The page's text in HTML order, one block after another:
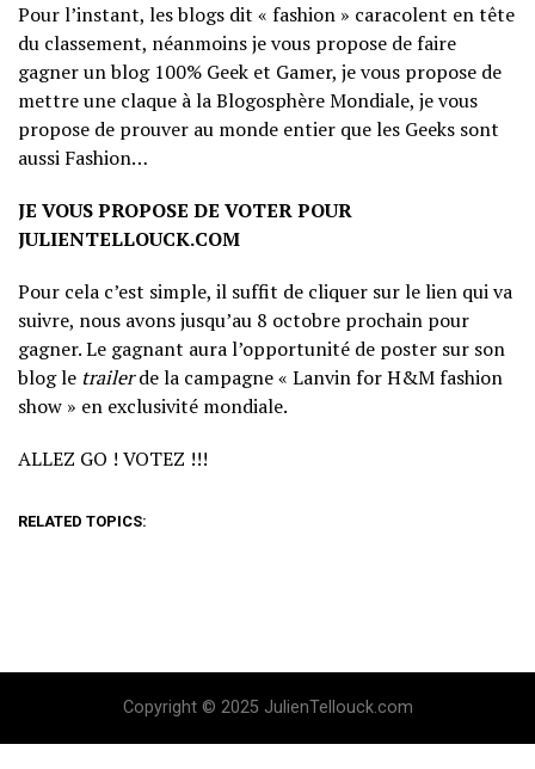
Pour l’instant, les blogs dit « fashion » caracolent en tête
du classement, néanmoins je vous propose de faire
gagner un blog 100% Geek et Gamer, je vous propose de
mettre une claque à la Blogosphère Mondiale, je vous
propose de prouver au monde entier que les Geeks sont
aussi Fashion…
JE VOUS PROPOSE DE VOTER POUR
JULIENTELLOUCK.COM
Pour cela c’est simple, il suffit de cliquer sur le lien qui va
suivre, nous avons jusqu’au 8 octobre prochain pour
gagner. Le gagnant aura l’opportunité de poster sur son
blog le trailerde la campagne « Lanvin for H&M fashion
show » en exclusivité mondiale.
ALLEZ GO ! VOTEZ !!!
RELATED TOPICS:
Copyright © 2025 JulienTellouck.com